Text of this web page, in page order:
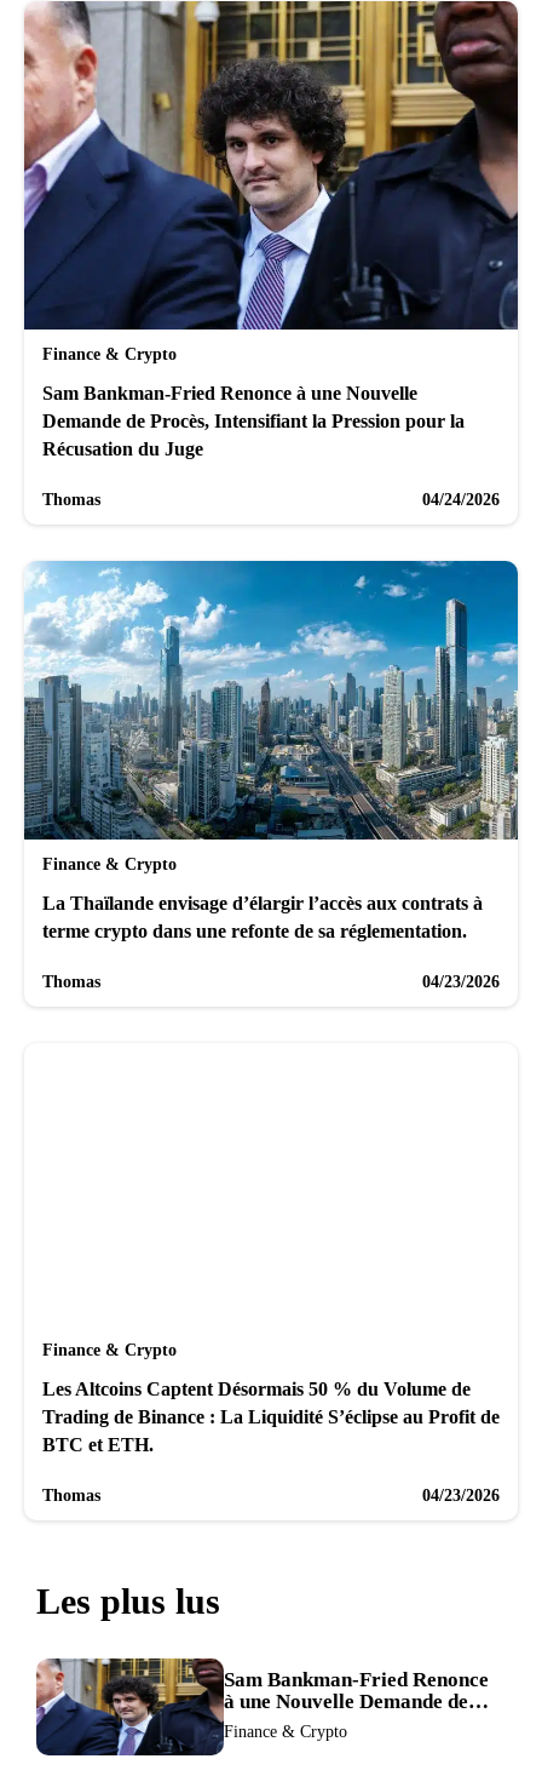
Finance & Crypto
Sam Bankman-Fried Renonce à une Nouvelle
Demande de Procès, Intensifiant la Pression pour la
Récusation du Juge
Thomas 04/24/2026
Finance & Crypto
La Thaïlande envisage d’élargir l’accès aux contrats à
terme crypto dans une refonte de sa réglementation.
Thomas 04/23/2026
Finance & Crypto
Les Altcoins Captent Désormais 50 % du Volume de
Trading de Binance : La Liquidité S’éclipse au Profit de
BTC et ETH.
Thomas 04/23/2026
Les plus lus
Sam Bankman-Fried Renonce
à une Nouvelle Demande de
Procès, Intensifiant la
Pression pour la Récusation
Finance & Crypto